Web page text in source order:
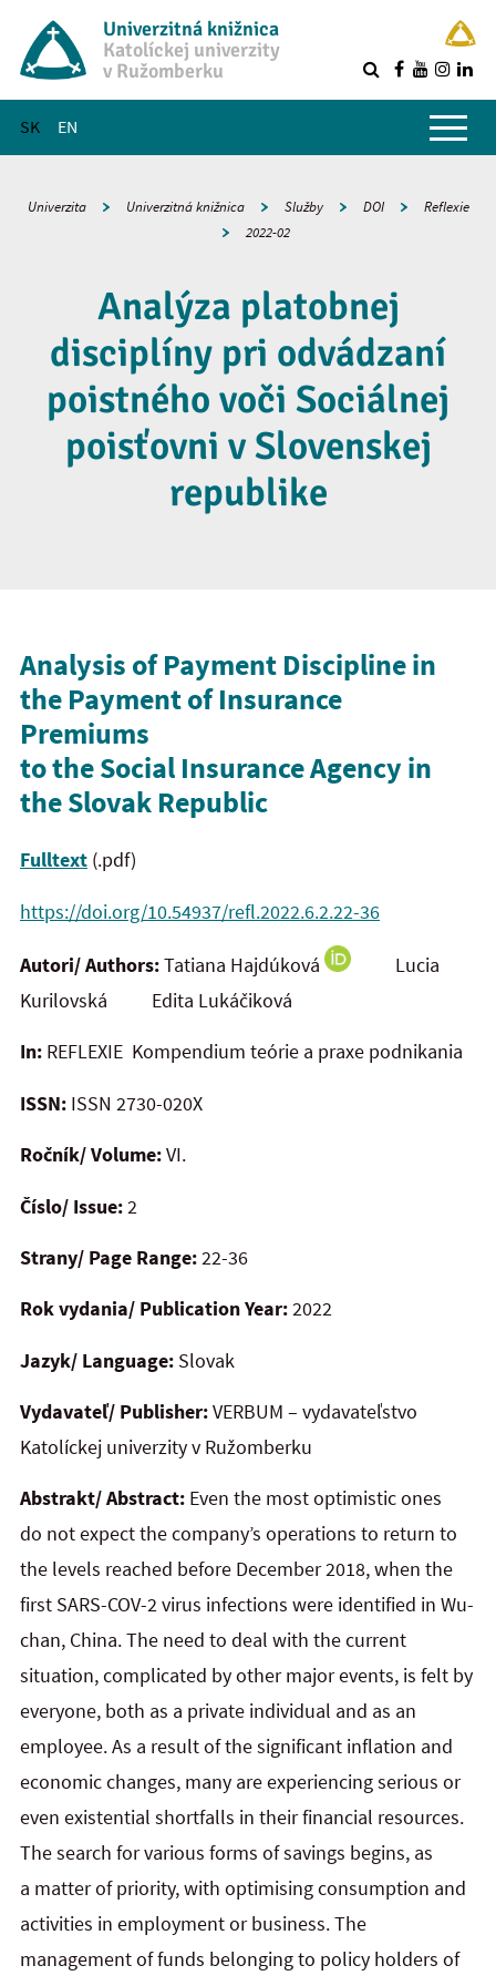
Univerzitná knižnica
Katolíckej univerzity
v Ružomberku
SK EN
Hlavné menu
Univerzita Univerzitná knižnica Služby DOI
Reflexie
2022-02
Analýza platobnej
disciplíny pri odvádzaní
poistného voči Sociálnej
poisťovni v Slovenskej
republike
Analysis of Payment Discipline in
the Payment of Insurance
Premiums
to the Social Insurance Agency in
the Slovak Republic
Fulltext (.pdf)
https://doi.org/10.54937/refl.2022.6.2.22-36
Autori/ Authors:Tatiana Hajdúková
Lucia
Kurilovská Edita Lukáčiková
In: REFLEXIE Kompendium teórie a praxe podnikania
ISSN: ISSN 2730-020X
Ročník/ Volume:VI.
Číslo/ Issue:2
Strany/ Page Range:22-36
Rok vydania/ Publication Year:2022
Jazyk/ Language: Slovak
Vydavateľ/ Publisher:VERBUM – vydavateľstvo
Katolíckej univerzity v Ružomberku
Abstrakt/ Abstract: Even the most optimistic ones
do not expect the company’s operations to return to
the levels reached before December 2018, when the
first SARS-COV-2 virus infections were identified in Wu-
chan, China. The need to deal with the current
situation, complicated by other major events, is felt by
everyone, both as a private individual and as an
employee. As a result of the significant inflation and
economic changes, many are experiencing serious or
even existential shortfalls in their financial resources.
The search for various forms of savings begins, as
a matter of priority, with optimising consumption and
activities in employment or business. The
management of funds belonging to policy holders of